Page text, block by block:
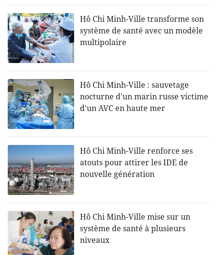
Hô Chi Minh-Ville transforme son
système de santé avec un modèle
multipolaire
Hô Chi Minh-Ville : sauvetage
nocturne d'un marin russe victime
d'un AVC en haute mer
Hô Chi Minh-Ville renforce ses
atouts pour attirer les IDE de
nouvelle génération
Hô Chi Minh-Ville mise sur un
système de santé à plusieurs
niveaux